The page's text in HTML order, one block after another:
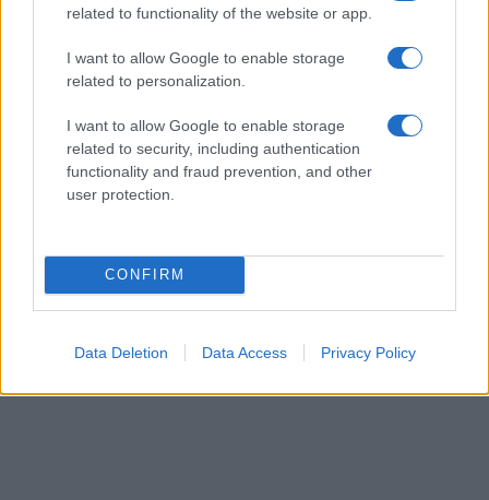
related to functionality of the website or app.
I want to allow Google to enable storage
related to personalization.
I want to allow Google to enable storage
related to security, including authentication
functionality and fraud prevention, and other
user protection.
CONFIRM
Data Deletion Data Access Privacy Policy